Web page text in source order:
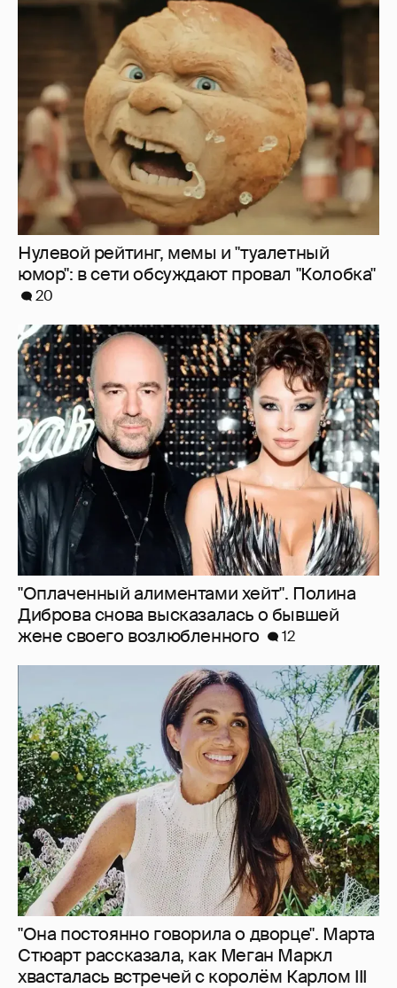
Нулевой рейтинг, мемы и "туалетный
юмор": в сети обсуждают провал "Колобка"
"Оплаченный алиментами хейт". Полина
Диброва снова высказалась о бывшей
жене своего возлюбленного
12
"Она постоянно говорила о дворце". Марта
Стюарт рассказала, как Меган Маркл
хвасталась встречей с королём Карлом III
9